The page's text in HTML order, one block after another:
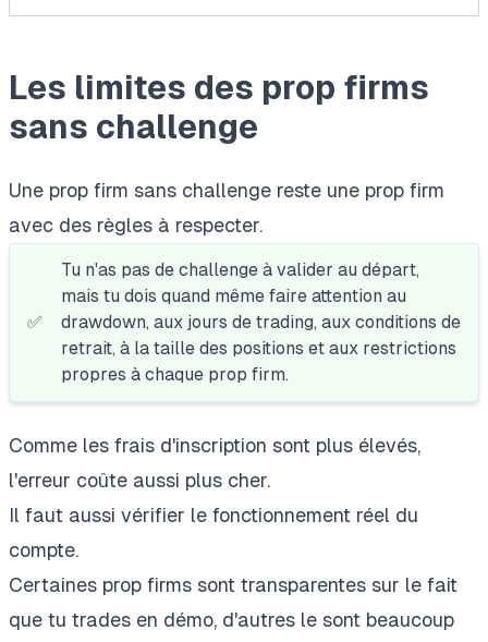
Les limites des prop firms
sans challenge
Une prop firm sans challenge reste une prop firm
avec des règles à respecter.
✅
Tu n'as pas de challenge à valider au départ,
mais tu dois quand même faire attention au
drawdown, aux jours de trading, aux conditions de
retrait, à la taille des positions et aux restrictions
propres à chaque prop firm.
Comme les frais d'inscription sont plus élevés,
l'erreur coûte aussi plus cher.
Il faut aussi vérifier le fonctionnement réel du
compte.
Certaines prop firms sont transparentes sur le fait
que tu trades en démo, d'autres le sont beaucoup